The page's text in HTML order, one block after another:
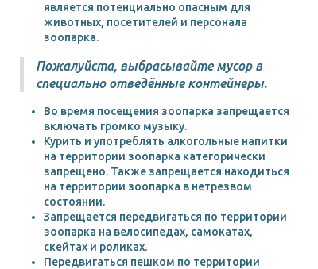
является потенциально опасным для
животных, посетителей и персонала
зоопарка.
Пожалуйста, выбрасывайте мусор в
специально отведённые контейнеры.
Во время посещения зоопарка запрещается
включать громко музыку.
Курить и употреблять алкогольные напитки
на территории зоопарка категорически
запрещено. Также запрещается находиться
на территории зоопарка в нетрезвом
состоянии.
Запрещается передвигаться по территории
зоопарка на велосипедах, самокатах,
скейтах и роликах.
Передвигаться пешком по территории